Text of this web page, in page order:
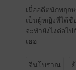
เมื่ออดีตนักพฤก
เป็นผู้หญิงที่ได้ชื่
จะทำยังไงต่อไ
เธอ
จีนโบราณ